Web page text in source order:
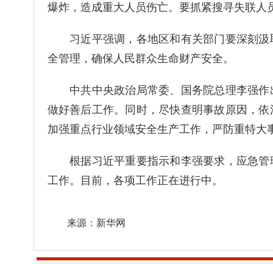
爆炸，造成重大人员伤亡。要抓紧搜寻失联
习近平强调，各地区和有关部门要深刻汲
全管理，确保人民群众生命财产安全。
中共中央政治局常委、国务院总理李强作
做好善后工作。同时，尽快查明事故原因，
加强重点行业领域安全生产工作，严防重特大
根据习近平重要指示和李强要求，应急管
工作。目前，各项工作正在进行中。
来源：新华网